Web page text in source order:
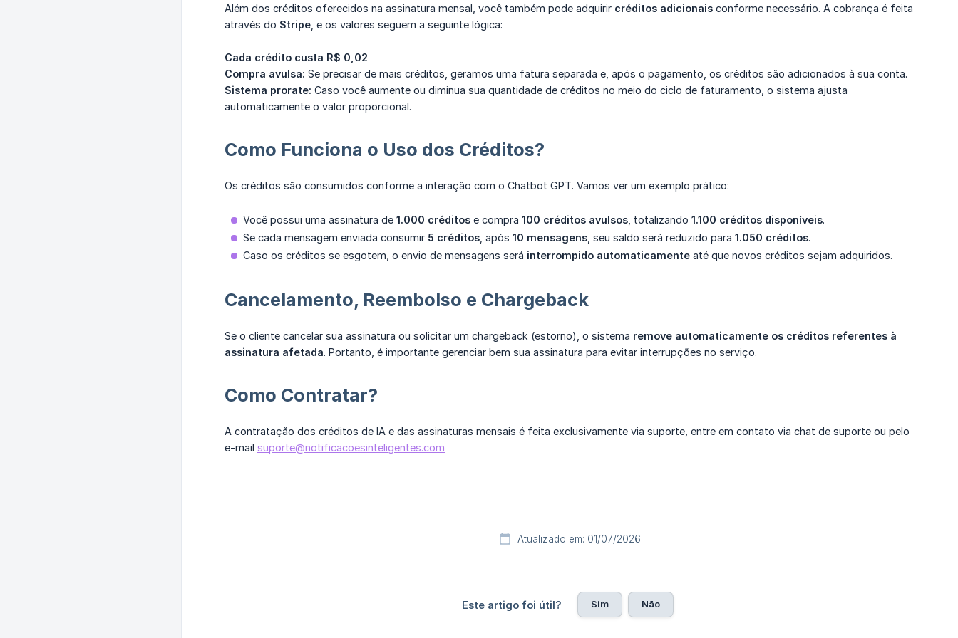
Além dos créditos oferecidos na assinatura mensal, você também pode adquirir créditos adicionais conforme necessário. A cobrança é feita
através do Stripe , e os valores seguem a seguinte lógica:
Cada crédito custa R$ 0,02
Compra avulsa: Se precisar de mais créditos, geramos uma fatura separada e, após o pagamento, os créditos são adicionados à sua conta.
Sistema prorate: Caso você aumente ou diminua sua quantidade de créditos no meio do ciclo de faturamento, o sistema ajusta
automaticamente o valor proporcional.
Como Funciona o Uso dos Créditos?
Os créditos são consumidos conforme a interação com o Chatbot GPT. Vamos ver um exemplo prático:
Você possui uma assinatura de 1.000 créditos e compra 100 créditos avulsos , totalizando 1.100 créditos disponíveis.
Se cada mensagem enviada consumir 5 créditos , após 10 mensagens , seu saldo será reduzido para 1.050 créditos.
Caso os créditos se esgotem, o envio de mensagens será interrompido automaticamente até que novos créditos sejam adquiridos.
Cancelamento, Reembolso e Chargeback
Se o cliente cancelar sua assinatura ou solicitar um chargeback (estorno), o sistema remove automaticamente os créditos referentes à
assinatura afetada. Portanto, é importante gerenciar bem sua assinatura para evitar interrupções no serviço.
Como Contratar?
A contratação dos créditos de IA e das assinaturas mensais é feita exclusivamente via suporte, entre em contato via chat de suporte ou pelo
e-mail suporte@notificacoesinteligentes.com
Atualizado em: 01/07/2026
Este artigo foi útil? Sim Não